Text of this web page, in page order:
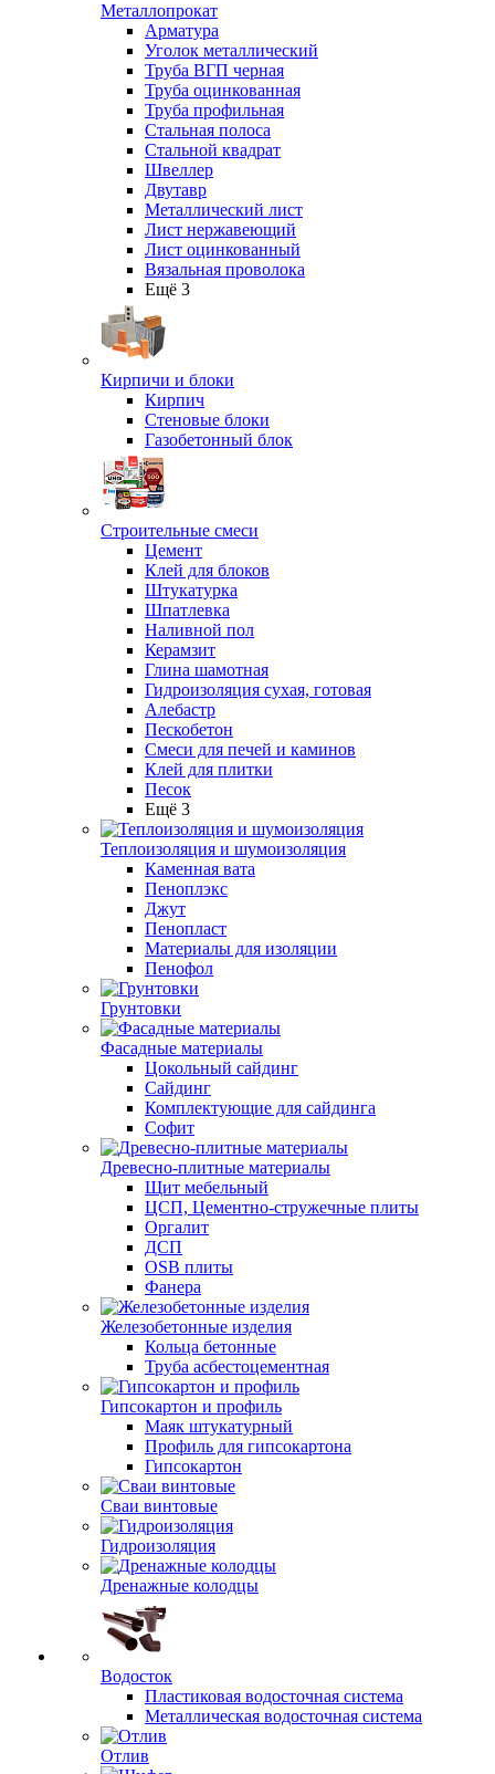
Металлопрокат
Арматура
Уголок металлический
Труба ВГП черная
Труба оцинкованная
Труба профильная
Стальная полоса
Стальной квадрат
Швеллер
Двутавр
Металлический лист
Лист нержавеющий
Лист оцинкованный
Вязальная проволока
Ещё 3
Кирпичи и блоки
Кирпич
Стеновые блоки
Газобетонный блок
Строительные смеси
Цемент
Клей для блоков
Штукатурка
Шпатлевка
Наливной пол
Керамзит
Глина шамотная
Гидроизоляция сухая, готовая
Алебастр
Пескобетон
Смеси для печей и каминов
Клей для плитки
Песок
Ещё 3
Теплоизоляция и шумоизоляция
Каменная вата
Пеноплэкс
Джут
Пенопласт
Материалы для изоляции
Пенофол
Грунтовки
Фасадные материалы
Цокольный сайдинг
Сайдинг
Комплектующие для сайдинга
Софит
Древесно-плитные материалы
Щит мебельный
ЦСП, Цементно-стружечные плиты
Оргалит
ДСП
OSB плиты
Фанера
Железобетонные изделия
Кольца бетонные
Труба асбестоцементная
Гипсокартон и профиль
Маяк штукатурный
Профиль для гипсокартона
Гипсокартон
Сваи винтовые
Гидроизоляция
Дренажные колодцы
Водосток
Пластиковая водосточная система
Металлическая водосточная система
Отлив